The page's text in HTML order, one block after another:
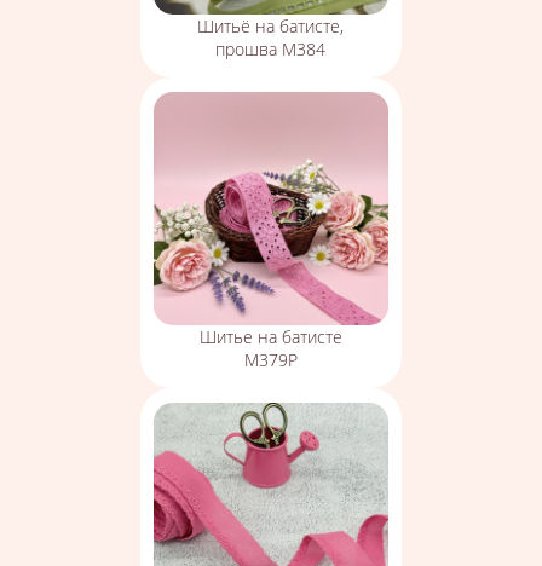
Шитьё на батисте,
прошва М384
Шитье на батисте
М379Р